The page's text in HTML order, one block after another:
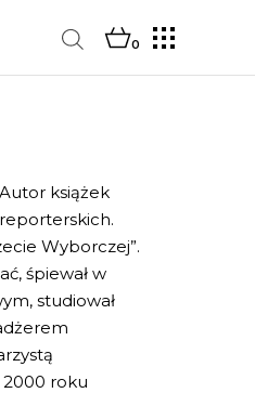
0
książek
Wyborczej”.
śpiewał w
studiował
roku